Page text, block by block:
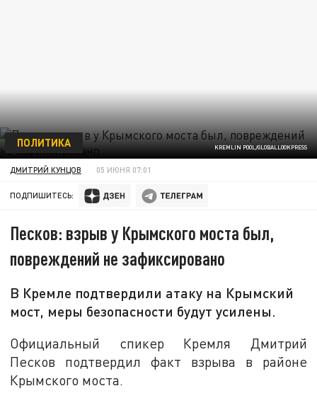
KREMLIN POOL/GLOBALLOOKPRESS
ПОЛИТИКА
ДМИТРИЙ КУНЦОВ 05 ИЮНЯ 07:01
ПОДПИШИТЕСЬ:
Песков: взрыв у Крымского моста был,
повреждений не зафиксировано
В Кремле подтвердили атаку на Крымский
мост, меры безопасности будут усилены.
Официальный спикер Кремля Дмитрий
Песков подтвердил факт взрыва в районе
Крымского моста.